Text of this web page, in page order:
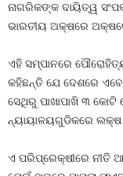
ନାଗରିକଙ୍କ ଦାୟିତ୍ୱ
ଭାରତୀୟ ଅକ୍ଷରେ
ଏହି ସମ୍ପାନରେ
କହିଛନ୍ତି ଯେ ଦେଶରେ ଏବେ
ସେଥିରୁ ପାଖାପାଖି ୩ କୋଟି
ନ୍ୟାୟାଳୟଗୁଡିକରେ ଲକ୍ଷ
ଏ ପରିପ୍ରେକ୍ଷୀରେ ନୀତି